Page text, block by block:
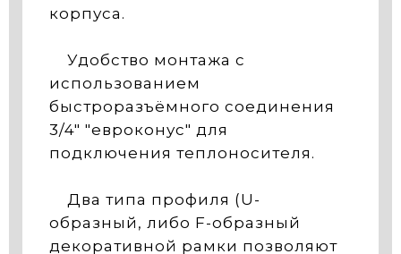
корпуса.
Удобство монтажа с
использованием
быстроразъёмного соединения
3/4" "евроконус" для
подключения теплоносителя.
Два типа профиля (U-
образный, либо F-образный
декоративной рамки позволяют